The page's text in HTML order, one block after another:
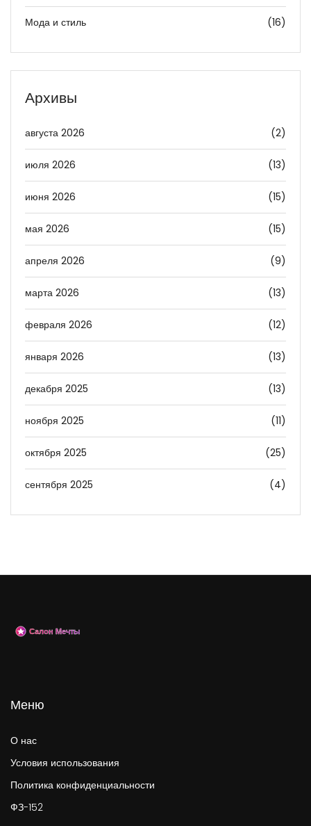
Мода и стиль (16)
Архивы
августа 2026 (2)
июля 2026 (13)
июня 2026 (15)
мая 2026 (15)
апреля 2026 (9)
марта 2026 (13)
февраля 2026 (12)
января 2026 (13)
декабря 2025 (13)
ноября 2025 (11)
октября 2025 (25)
сентября 2025 (4)
Меню
О нас
Условия использования
Политика конфиденциальности
ФЗ-152